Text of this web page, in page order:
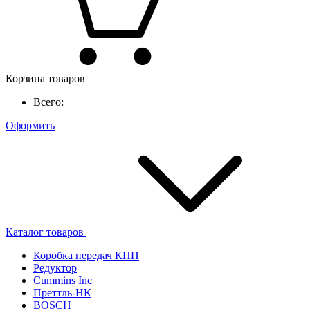
Корзина товаров
Всего:
Оформить
Каталог товаров
Коробка передач КПП
Редуктор
Cummins Inc
Преттль-НК
BOSCH